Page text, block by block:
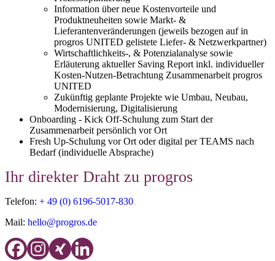
Information über neue Kostenvorteile und
Produktneuheiten sowie Markt- &
Lieferantenveränderungen (jeweils bezogen auf in
progros UNITED gelistete Liefer- & Netzwerkpartner)
Wirtschaftlichkeits-, & Potenzialanalyse sowie
Erläuterung aktueller Saving Report inkl. individueller
Kosten-Nutzen-Betrachtung Zusammenarbeit progros
UNITED
Zukünftig geplante Projekte wie Umbau, Neubau,
Modernisierung, Digitalisierung
Onboarding - Kick Off-Schulung zum Start der
Zusammenarbeit persönlich vor Ort
Fresh Up-Schulung vor Ort oder digital per TEAMS nach
Bedarf (individuelle Absprache)
Ihr direkter Draht zu progros
Telefon: + 49 (0) 6196-5017-830
Mail: hello@progros.de